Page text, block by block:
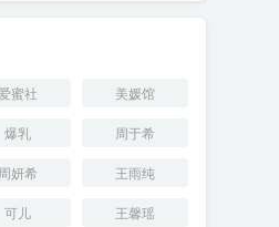
爱蜜社 美媛馆
爆乳 周于希
周妍希 王雨纯
可儿 王馨瑶